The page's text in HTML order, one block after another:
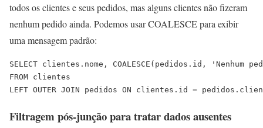
todos os clientes e seus pedidos, mas alguns clientes não fizeram
nenhum pedido ainda. Podemos usar COALESCE para exibir
uma mensagem padrão:
SELECT clientes.nome, COALESCE(pedidos.id, 'Nenhum
FROM clientes
LEFT OUTER JOIN pedidos ON clientes.id =
Filtragem pós-junção para tratar dados ausentes